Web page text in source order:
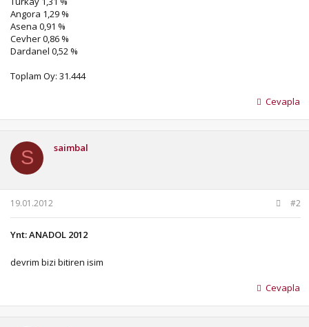
Angora 1,29 %
Asena 0,91 %
Cevher 0,86 %
Dardanel 0,52 %
Toplam Oy: 31.444
Cevapla
S saimbal
19.01.2012 #2
Ynt: ANADOL 2012
devrim bizi bitiren isim
Cevapla